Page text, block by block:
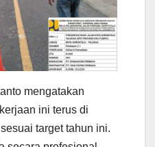
mengatakan
ini terus di
target tahun ini.